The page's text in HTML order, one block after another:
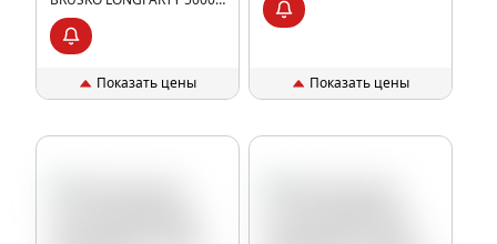
ароматом мармеладных
мишек, 20 мг/см3, 9 мл,
шт, 20%
Показать цены
см3, 9 мл, шт, 20%
Показать цены